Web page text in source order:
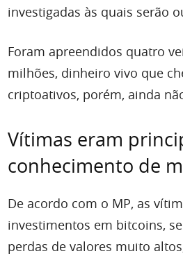
investigadas às quais serão
Foram apreendidos quatro
milhões, dinheiro vivo que
criptoativos, porém, ainda
Vítimas eram
conhecimento de
De acordo com o MP, as
investimentos em bitcoins,
perdas de valores muito